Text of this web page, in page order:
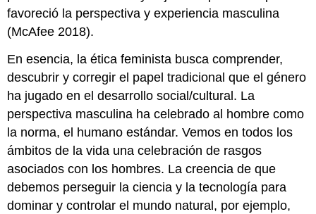
favoreció la perspectiva y experiencia masculina
(McAfee 2018).
En esencia, la ética feminista busca comprender,
descubrir y corregir el papel tradicional que el género
ha jugado en el desarrollo social/cultural. La
perspectiva masculina ha celebrado al hombre como
la norma, el humano estándar. Vemos en todos los
ámbitos de la vida una celebración de rasgos
asociados con los hombres. La creencia de que
debemos perseguir la ciencia y la tecnología para
dominar y controlar el mundo natural, por ejemplo,